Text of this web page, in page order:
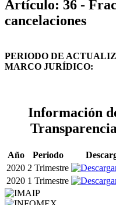
Artículo: 36 -
cancelaciones
PERIODO DE
MARCO JURÍDICO:
Información
Transparencia
Año Periodo
2020 2 Trimestre
2020 1 Trimestre